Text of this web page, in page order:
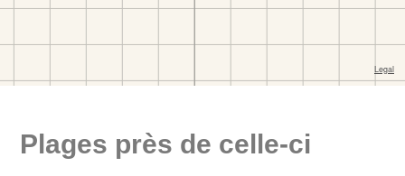
Plages près de celle-ci